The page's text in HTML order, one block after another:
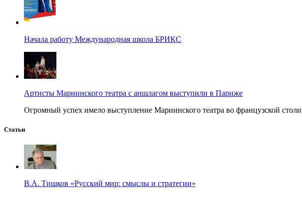
Начала работу Международная школа БРИКС
Артисты Мариинского театра с аншлагом выступили в Париже
Огромный успех имело выступление Мариинского театра во французской
Статьи
В.А. Тишков «Русский мир: смыслы и стратегии»